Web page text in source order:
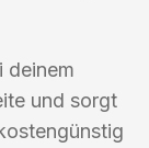
deinem
und sorgt